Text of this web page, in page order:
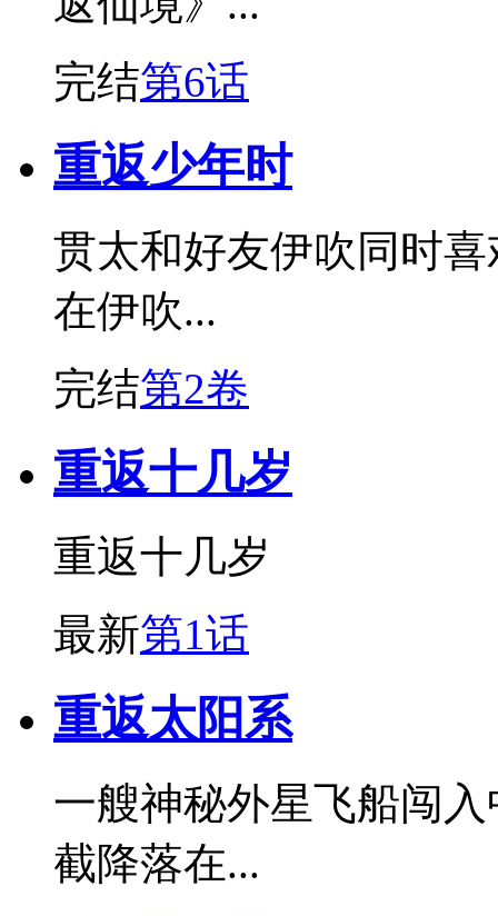
完结第6话
重返少年时
贯太和好友伊吹同时
在伊吹...
完结第2卷
重返十几岁
重返十几岁
最新第1话
重返太阳系
一艘神秘外星飞船闯
截降落在...